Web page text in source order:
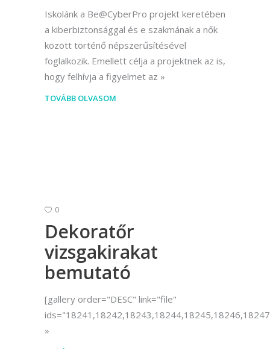
Iskolánk a Be@CyberPro projekt keretében
a kiberbiztonsággal és e szakmának a nők
között történő népszerűsítésével
foglalkozik. Emellett célja a projektnek az is,
hogy felhívja a figyelmet az
TOVÁBB OLVASOM
0
Dekoratőr
vizsgakirakat
bemutató
[gallery order="DESC" link="file"